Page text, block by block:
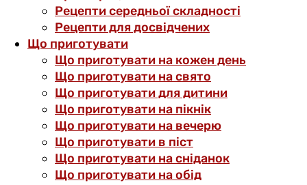
Рецепти середньої складності
Рецепти для досвідчених
Що приготувати
Що приготувати на кожен день
Що приготувати на свято
Що приготувати для дитини
Що приготувати на пікнік
Що приготувати на вечерю
Що приготувати в піст
Що приготувати на сніданок
Що приготувати на обід